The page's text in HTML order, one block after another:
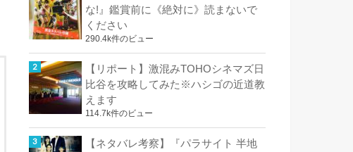
な!』鑑賞前に《絶対に》読まないで
ください
290.4k件のビュー
【リポート】激混みTOHOシネマズ日
比谷を攻略してみた※ハシゴの近道教
えます
114.7k件のビュー
【ネタバレ考察】『パラサイト 半地